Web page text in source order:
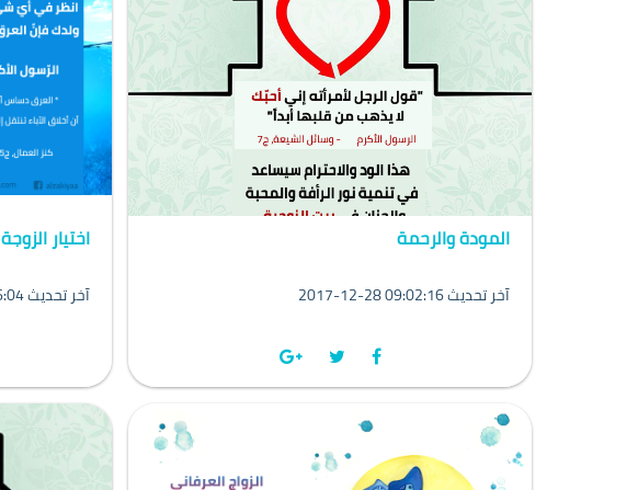
المودة والرحمة
2017-12-28 09:02:16 آخر تحديث
اختيار الزوجة
2017-12-21 13:36:04 آخر تحديث